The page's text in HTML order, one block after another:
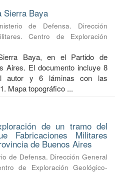
Sierra Baya
de Defensa. Dirección
Centro de Exploración
Baya, en el Partido de
Aires. El documento incluye 8
autor y 6 láminas con las
Mapa topográfico ...
de un tramo del
Fabricaciones Militares
de Buenos Aires
de Defensa. Dirección General
de Exploración Geológico-